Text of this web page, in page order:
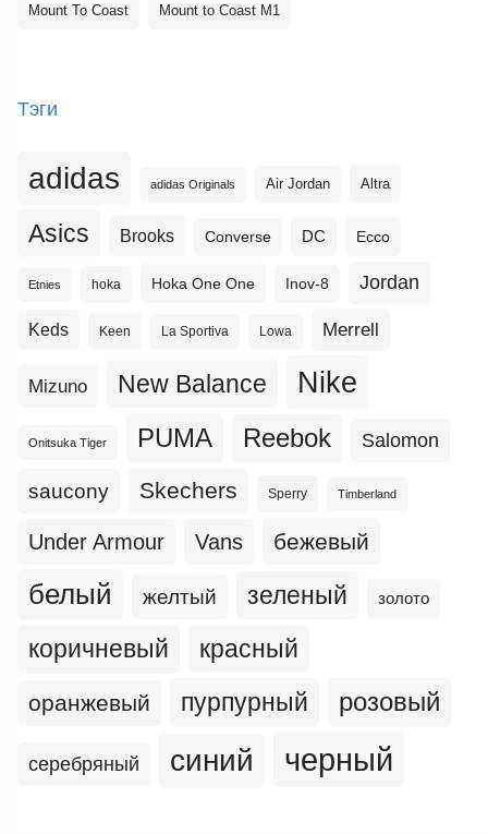
Mount To Coast Mount to Coast M1
Тэги
adidas adidas Originals Air Jordan Altra
Asics Brooks Converse DC Ecco
Etnies hoka Hoka One One Inov-8 Jordan
Keds Keen La Sportiva Lowa Merrell
Mizuno New Balance Nike
Onitsuka Tiger PUMA Reebok Salomon
saucony Skechers Sperry Timberland
Under Armour Vans бежевый
белый желтый зеленый золото
коричневый красный
оранжевый пурпурный розовый
серебряный синий черный